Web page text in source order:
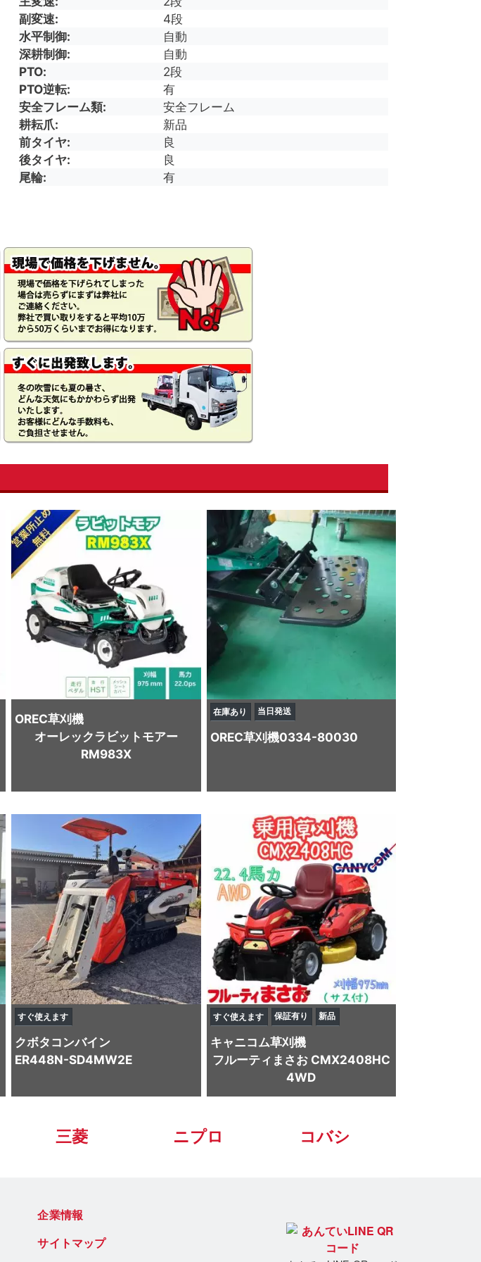
副変速
4段
水平制御
自動
深耕制御
自動
PTO
2段
PTO逆転
有
安全フレーム類
安全フレーム
耕耘爪
新品
前タイヤ
良
後タイヤ
良
尾輪
有
OREC草刈機
オーレックラビットモアー
RM983X
在庫あり 当日発送
OREC草刈機0334-80030
すぐ使えます
クボタコンバイン
ER448N-SD4MW2E
すぐ使えます 保証有り 新品
キャニコム草刈機
フルーティまさお CMX2408HC
4WD
三菱 ニプロ コバシ
企業情報
サイトマップ